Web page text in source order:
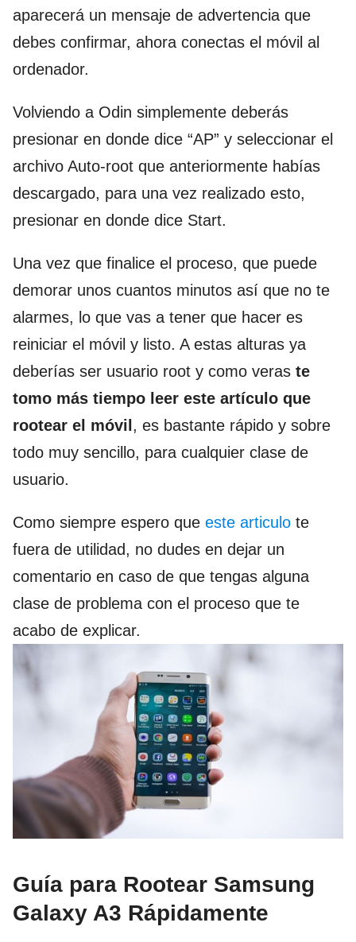
aparecerá un mensaje de advertencia que
debes confirmar, ahora conectas el móvil al
ordenador.
Volviendo a Odin simplemente deberás
presionar en donde dice “AP” y seleccionar el
archivo Auto-root que anteriormente habías
descargado, para una vez realizado esto,
presionar en donde dice Start.
Una vez que finalice el proceso, que puede
demorar unos cuantos minutos así que no te
alarmes, lo que vas a tener que hacer es
reiniciar el móvil y listo. A estas alturas ya
deberías ser usuario root y como veras te
tomo más tiempo leer este artículo que
rootear el móvil , es bastante rápido y sobre
todo muy sencillo, para cualquier clase de
usuario.
Como siempre espero que este articulo te
fuera de utilidad, no dudes en dejar un
comentario en caso de que tengas alguna
clase de problema con el proceso que te
acabo de explicar.
Guía para Rootear Samsung
Galaxy A3 Rápidamente